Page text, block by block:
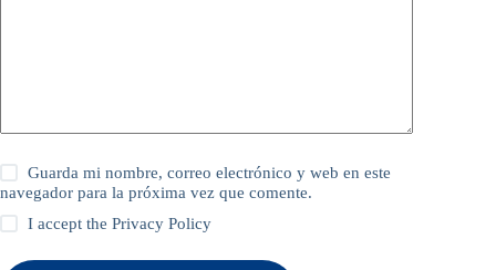
Guarda mi nombre, correo electrónico y web en este
navegador para la próxima vez que comente.
I accept thePrivacy Policy